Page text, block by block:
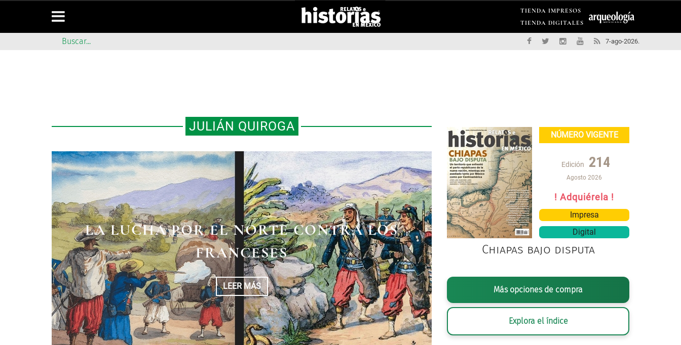
TIENDA IMPRESOS
TIENDA DIGITALES
7-ago-2026.
JULIÁN QUIROGA
LA LUCHA POR EL NORTE CONTRA LOS
FRANCESES
LEER MÁS
NÚMERO VIGENTE
Edición 214
Agosto 2026
! Adquiérela !
Impresa
Digital
Chiapas bajo disputa
Más opciones de compra
Explora el índice